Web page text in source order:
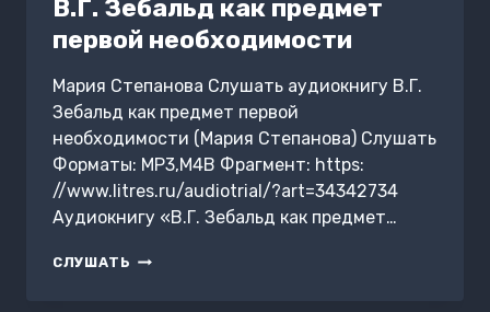
В.Г. Зебальд как предмет
первой необходимости
Мария Степанова Слушать аудиокнигу В.Г.
Зебальд как предмет первой
необходимости (Мария Степанова) Слушать
Форматы: MP3,M4B Фрагмент: https:
//www.litres.ru/audiotrial/?art=34342734
Аудиокнигу «В.Г. Зебальд как предмет…
СЛУШАТЬ В.Г.